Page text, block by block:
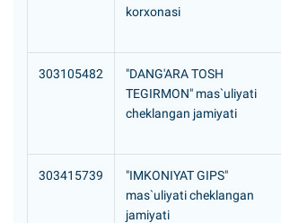
korxonasi
303105482
"DANG'ARA TOSH
TEGIRMON" mas`uliyati
cheklangan jamiyati
303415739
"IMKONIYAT GIPS"
mas`uliyati cheklangan
jamiyati